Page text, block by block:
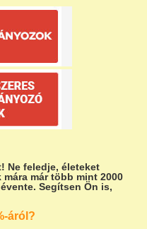
Ne feledje, életeket
már több mint 2000
Segítsen Ön is,
áról?